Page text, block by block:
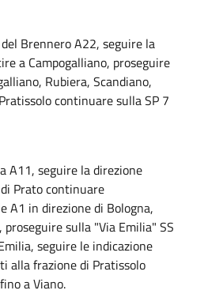
Brennero A22, seguire la
a Campogalliano, proseguire
Rubiera, Scandiano,
continuare sulla SP 7
A11, seguire la direzione
Prato continuare
A1 in direzione di Bologna,
proseguire sulla "Via Emilia" SS
seguire le indicazione
alla frazione di Pratissolo
a Viano.